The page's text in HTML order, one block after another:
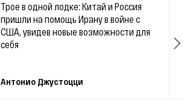
Трое в одной лодке: Китай и Россия
пришли на помощь Ирану в войне с
США, увидев новые возможности для
себя
Антонио Джустоцци